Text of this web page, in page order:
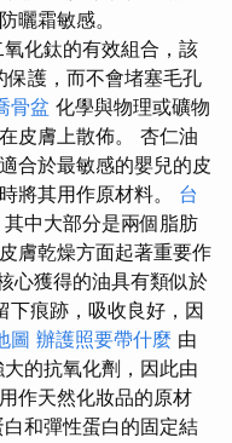
曬霜敏感。
化鈦的有效組合，該
護，而不會堵塞毛孔
骨盆 化學與物理或礦物
皮膚上散佈。 杏仁油
合於最敏感的嬰兒的皮
將其用作原材料。 台
中大部分是兩個脂肪
膚乾燥方面起著重要作
心獲得的油具有類似於
下痕跡，吸收良好，因
圖 辦護照要帶什麼 由
的抗氧化劑，因此由
作天然化妝品的原材
和彈性蛋白的固定結